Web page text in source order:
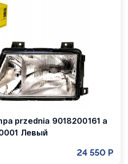
przednia 9018200161 a
Левый
24 550 Р